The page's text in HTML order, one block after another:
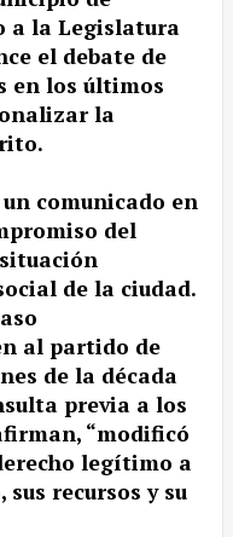
a la Legislatura
el debate de
en los últimos
la
comunicado en
del
de la ciudad.
al partido de
de la década
previa a los
“modificó
legítimo a
recursos y su